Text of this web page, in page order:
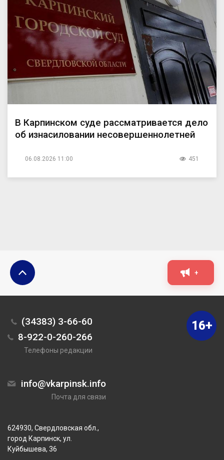
В Карпинском суде рассматривается дело
об изнасиловании несовершеннолетней
06.08.2026 11:00 451
+
16+
(34383) 3-66-60
8-922-0-260-266
Телефоны редакции
info@vkarpinsk.info
Почта для связи
624930, Свердловская обл.,
город Карпинск, ул.
Куйбышева, 36